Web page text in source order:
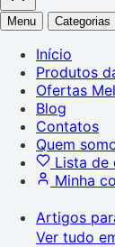
Menu Categorias
Início
Produtos
Ofertas
Blog
Contatos
Quem
Lista de
Minha
Artigos
Ver tudo